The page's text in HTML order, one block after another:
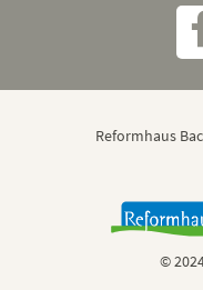
Reformhaus
©